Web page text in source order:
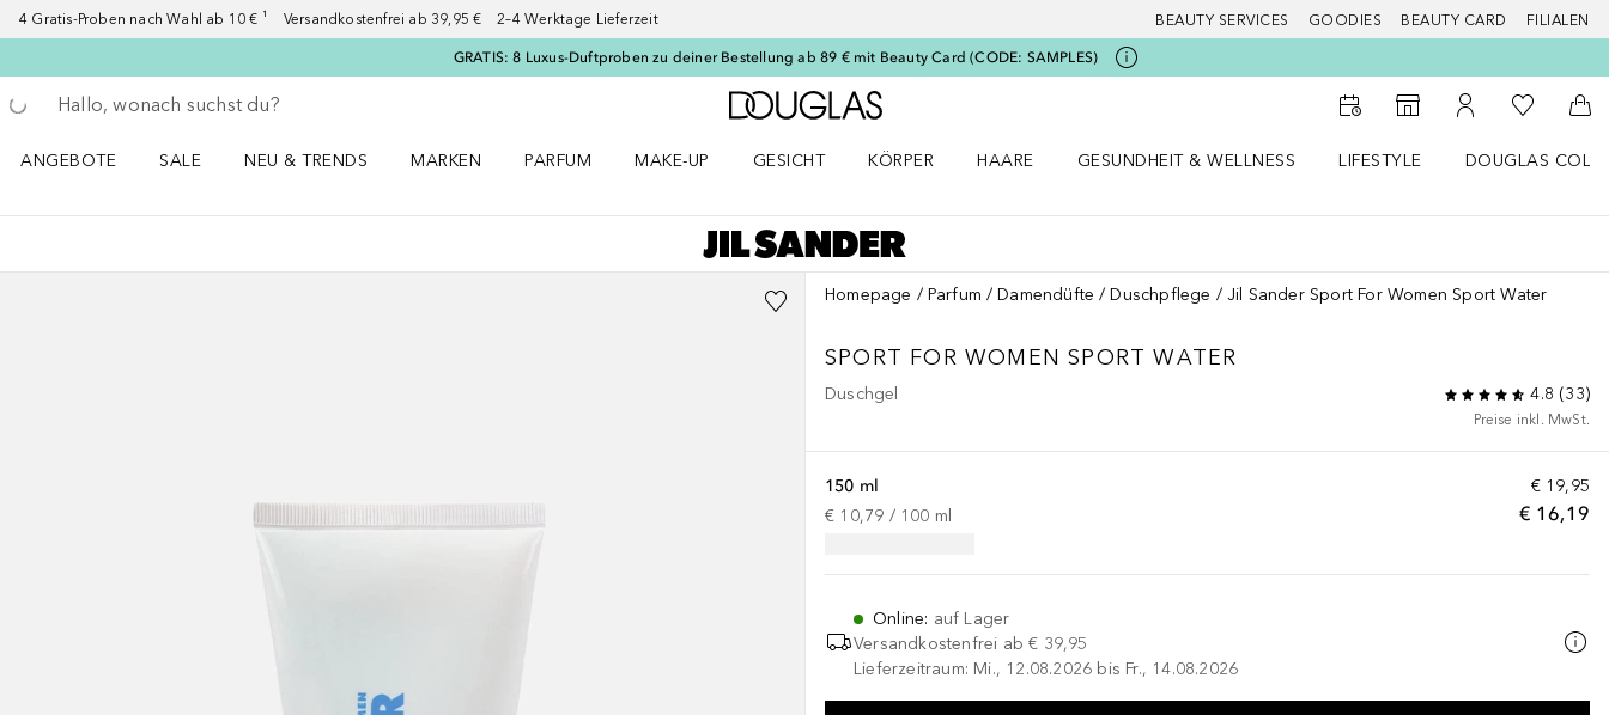
4 Gratis-Proben nach Wahl ab 10 € ¹ Versandkostenfrei ab 39,95 € 2–4 Werktage Lieferzeit BEAUTY SERVICES GOODIES BEAUTY CARD FILIALEN
GRATIS: 8 Luxus-Duftproben zu deiner Bestellung ab 89 € mit Beauty Card (CODE: SAMPLES)
Gehe zurück
Suche ausführen
Zur Douglas Startseite
Zum Storefinder
Zu Meinem
Zu Meiner
ANGEBOTE
SALE
NEU & TRENDS
MARKEN
PARFUM
MAKE-UP
GESICHT
KÖRPER
HAARE
GESUNDHEIT & WELLNESS
LIFESTYLE
DOUGLAS
Homepage Parfum Damendüfte Duschpflege Jil Sander Sport For Women Sport Water
SPORT FOR WOMEN SPORT WATER
Duschgel 4.8 (33)
Preise inkl. MwSt.
€ 19,95
€ 16,19
150 ml
€ 10,79 / 100 ml
Online: auf Lager
Versandkostenfrei ab € 39,95
Lieferzeitraum: Mi., 12.08.2026 bis Fr., 14.08.2026